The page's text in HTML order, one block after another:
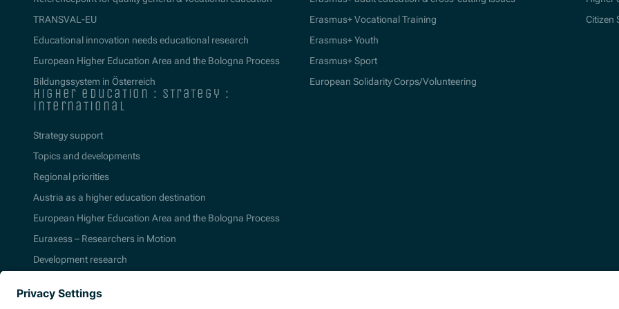
TRANSVAL-EU
Educational innovation needs educational research
European Higher Education Area and the Bologna Process
Bildungssystem in Österreich
Erasmus+ Vocational Training
Erasmus+ Youth
Erasmus+ Sport
European Solidarity Corps/Volunteering
Citizen
higher education : strategy :
international
Strategy support
Topics and developments
Regional priorities
Austria as a higher education destination
European Higher Education Area and the Bologna Process
Euraxess – Researchers in Motion
Development research